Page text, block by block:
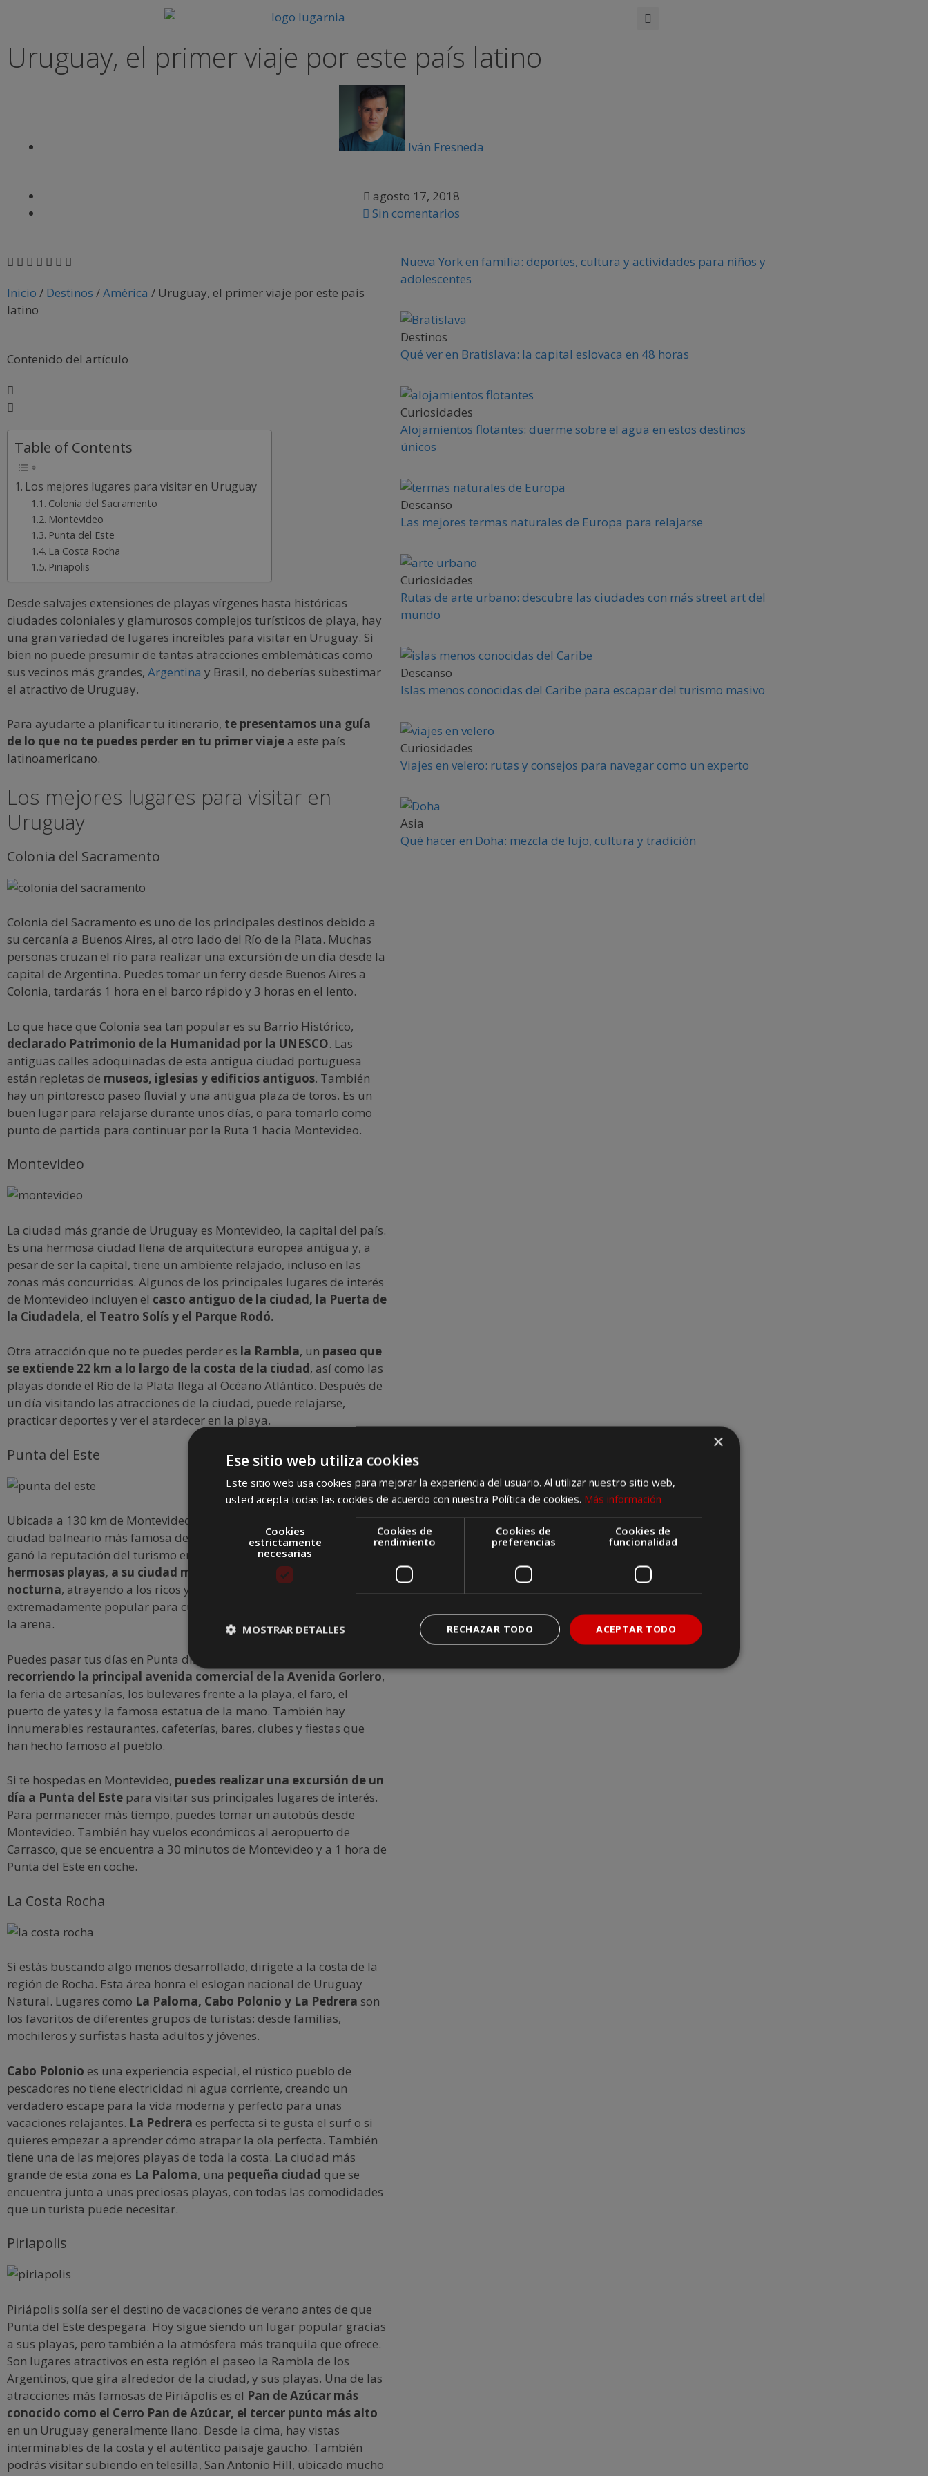
Uruguay, el primer viaje por este país latino
Iván Fresneda
agosto 17, 2018
Sin comentarios
Inicio / Destinos /América / Uruguay, el primer viaje por este país
latino
Contenido del artículo
Table of Contents
Los mejores lugares para visitar en Uruguay
Colonia del Sacramento
Montevideo
Punta del Este
La Costa Rocha
Piriapolis
Desde salvajes extensiones de playas vírgenes hasta históricas
ciudades coloniales y glamurosos complejos turísticos de playa, hay
una gran variedad de lugares increíbles para visitar en Uruguay. Si
bien no puede presumir de tantas atracciones emblemáticas como
sus vecinos más grandes, Argentina y Brasil, no deberías subestimar
el atractivo de Uruguay.
Para ayudarte a planificar tu itinerario, te presentamos una guía
de lo que no te puedes perder en tu primer viajea este país
latinoamericano.
Los mejores lugares para visitar en
Uruguay
Colonia del Sacramento
Colonia del Sacramento es uno de los principales destinos debido a
su cercanía a Buenos Aires, al otro lado del Río de la Plata. Muchas
personas cruzan el río para realizar una excursión de un día desde la
capital de Argentina. Puedes tomar un ferry desde Buenos Aires a
Colonia, tardarás 1 hora en el barco rápido y 3 horas en el lento.
Lo que hace que Colonia sea tan popular es su Barrio Histórico,
declarado Patrimonio de la Humanidad por la UNESCO. Las
antiguas calles adoquinadas de esta antigua ciudad portuguesa
están repletas de museos, iglesias y edificios antiguos. También
hay un pintoresco paseo fluvial y una antigua plaza de toros. Es un
buen lugar para relajarse durante unos días, o para tomarlo como
punto de partida para continuar por la Ruta 1 hacia Montevideo.
Montevideo
La ciudad más grande de Uruguay es Montevideo, la capital del país.
Es una hermosa ciudad llena de arquitectura europea antigua y, a
pesar de ser la capital, tiene un ambiente relajado, incluso en las
zonas más concurridas. Algunos de los principales lugares de interés
de Montevideo incluyen el casco antiguo de la ciudad, la Puerta de
la Ciudadela, el Teatro Solís y el Parque Rodó.
Otra atracción que no te puedes perder es la Rambla, un paseo que
se extiende 22 km a lo largo de la costa de la ciudad, así como las
playas donde el Río de la Plata llega al Océano Atlántico. Después de
un día visitando las atracciones de la ciudad, puede relajarse,
practicar deportes y ver el atardecer en la playa.
Punta del Este
Ubicada a 130 km de Montevideo, Punta del Este es sin duda la
ciudad balneario más famosa de Sudamérica. En los últimos años se
ganó la reputación del turismo en América del Sur gracias a sus
hermosas playas, a su ciudad moderna y a su deslumbrante vida
nocturna, atrayendo a los ricos y famosos. Es un destino de verano
extremadamente popular para cualquier turista que le guste el sol y
la arena.
Puedes pasar tus días en Punta disfrutando de las playas,
recorriendo la principal avenida comercial de la Avenida Gorlero,
la feria de artesanías, los bulevares frente a la playa, el faro, el
puerto de yates y la famosa estatua de la mano. También hay
innumerables restaurantes, cafeterías, bares, clubes y fiestas que
han hecho famoso al pueblo.
Si te hospedas en Montevideo, puedes realizar una excursión de un
día a Punta del Este para visitar sus principales lugares de interés.
Para permanecer más tiempo, puedes tomar un autobús desde
Montevideo. También hay vuelos económicos al aeropuerto de
Carrasco, que se encuentra a 30 minutos de Montevideo y a 1 hora de
Punta del Este en coche.
La Costa Rocha
Si estás buscando algo menos desarrollado, dirígete a la costa de la
región de Rocha. Esta área honra el eslogan nacional de Uruguay
Natural. Lugares como La Paloma, Cabo Polonio y La Pedrera son
los favoritos de diferentes grupos de turistas: desde familias,
mochileros y surfistas hasta adultos y jóvenes.
Cabo Polonio es una experiencia especial, el rústico pueblo de
pescadores no tiene electricidad ni agua corriente, creando un
verdadero escape para la vida moderna y perfecto para unas
vacaciones relajantes. La Pedrera es perfecta si te gusta el surf o si
quieres empezar a aprender cómo atrapar la ola perfecta. También
tiene una de las mejores playas de toda la costa. La ciudad más
grande de esta zona es La Paloma, una pequeña ciudad que se
encuentra junto a unas preciosas playas, con todas las comodidades
que un turista puede necesitar.
Piriapolis
Piriápolis solía ser el destino de vacaciones de verano antes de que
Punta del Este despegara. Hoy sigue siendo un lugar popular gracias
a sus playas, pero también a la atmósfera más tranquila que ofrece.
Son lugares atractivos en esta región el paseo la Rambla de los
Argentinos, que gira alrededor de la ciudad, y sus playas. Una de las
atracciones más famosas de Piriápolis es el Pan de Azúcar más
conocido como el Cerro Pan de Azúcar, el tercer punto más alto
en un Uruguay generalmente llano. Desde la cima, hay vistas
interminables de la costa y el auténtico paisaje gaucho. También
podrás visitar subiendo en telesilla, San Antonio Hill, ubicado mucho
Nueva York en familia: deportes, cultura y actividades para niños y
adolescentes
Destinos
Qué ver en Bratislava: la capital eslovaca en 48 horas
Curiosidades
Alojamientos flotantes: duerme sobre el agua en estos destinos
únicos
Descanso
Las mejores termas naturales de Europa para relajarse
Curiosidades
Rutas de arte urbano: descubre las ciudades con más street art del
mundo
Descanso
Islas menos conocidas del Caribe para escapar del turismo masivo
Curiosidades
Viajes en velero: rutas y consejos para navegar como un experto
Asia
Qué hacer en Doha: mezcla de lujo, cultura y tradición
×
Ese sitio web utiliza cookies
Este sitio web usa cookies para mejorar la experiencia del usuario. Al utilizar nuestro sitio web,
usted acepta todas las cookies de acuerdo con nuestra Política de cookies. Más información
Cookies
estrictamente
necesarias
Cookies de
rendimiento
Cookies de
preferencias
Cookies de
funcionalidad
ACEPTAR TODO
RECHAZAR TODO
MOSTRAR DETALLES